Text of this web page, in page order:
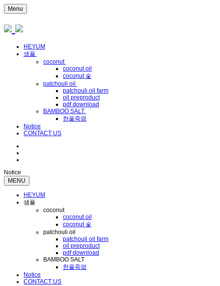
Menu
HEYUM
샘플
coconut
coconut oil
coconut 숯
patchouli oil
patchouli oil farm
oil preproduct
pdf download
BAMBOO SALT
한울죽염
Notice
CONTACT US
Notice
MENU
HEYUM
샘플
coconut
coconut oil
coconut 숯
patchouli oil
patchouli oil farm
oil preproduct
pdf download
BAMBOO SALT
한울죽염
Notice
CONTACT US